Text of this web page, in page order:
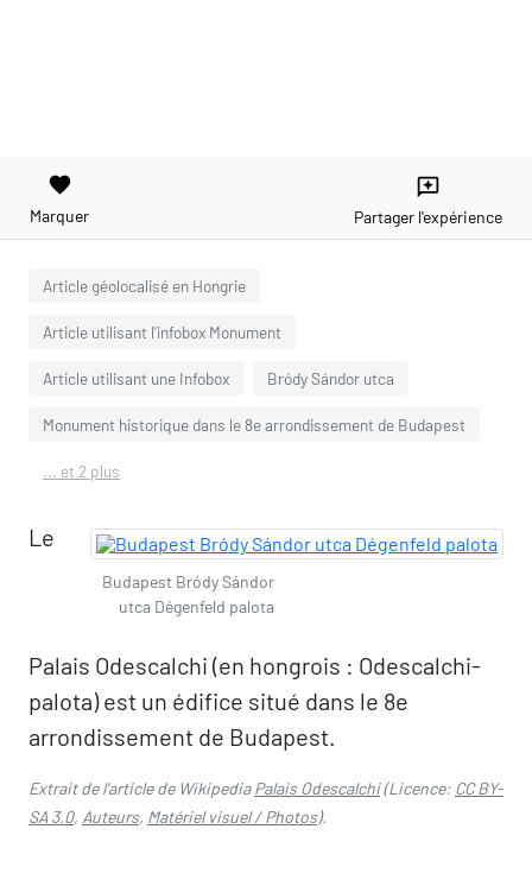
favorite
Marquer
reviews
Partager l'expérience
Article géolocalisé en Hongrie
Article utilisant l'infobox Monument
Article utilisant une Infobox Bródy Sándor utca
Monument historique dans le 8e arrondissement de Budapest
... et 2 plus
Budapest Bródy Sándor
utca Dégenfeld palota
Le
Palais Odescalchi (en hongrois : Odescalchi-
palota) est un édifice situé dans le 8e
arrondissement de Budapest.
Extrait de l'article de WikipediaPalais Odescalchi(Licence: CC BY-
SA 3.0, Auteurs, Matériel visuel / Photos).